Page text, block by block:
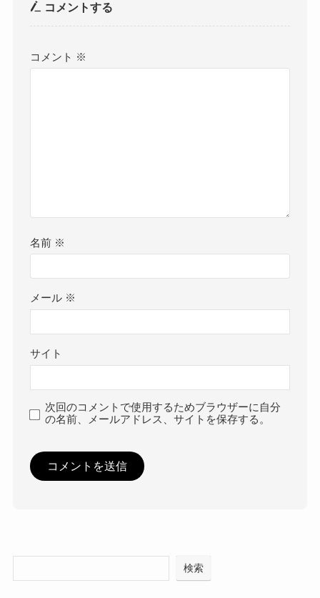
コメントする
コメント ※
名前 ※
メール ※
サイト
次回のコメントで使用するためブラウザーに自分
の名前、メールアドレス、サイトを保存する。
検索